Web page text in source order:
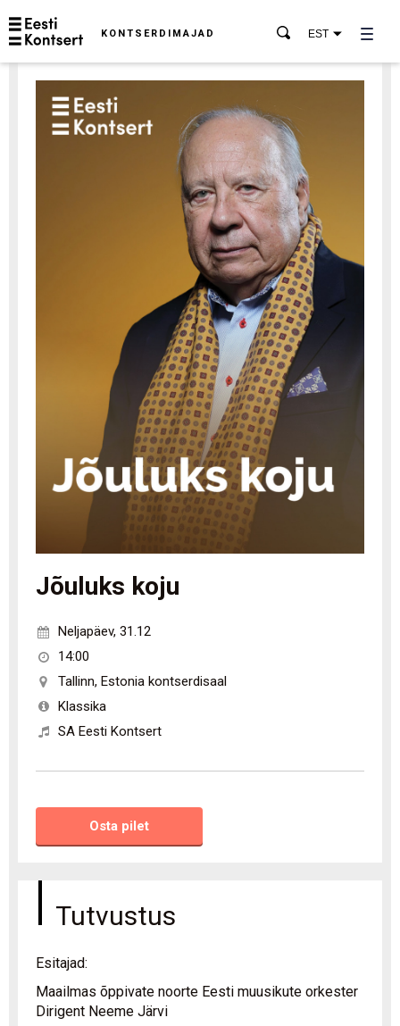
KONTSERDIMAJAD EST
Jõuluks koju
Neljapäev, 31.12
14:00
Tallinn, Estonia kontserdisaal
Klassika
SA Eesti Kontsert
Osta pilet
Tutvustus
Esitajad:
Maailmas õppivate noorte Eesti muusikute orkester
Dirigent Neeme Järvi